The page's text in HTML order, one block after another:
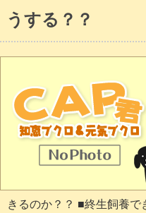
うする？？
きるのか？？ ■終生飼養で